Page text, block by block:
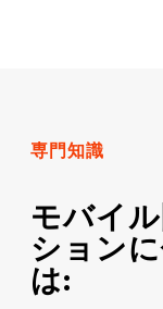
専門知識
モバイ
ション
は: